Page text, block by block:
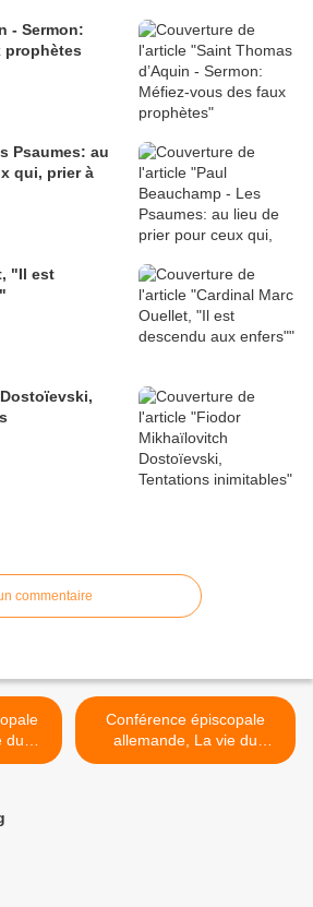
- Sermon:
prophètes
Psaumes: au
qui, prier à
"Il est
commentaire
du
Conférence épiscopale
allemande, La vie du
monde à venir (4) >